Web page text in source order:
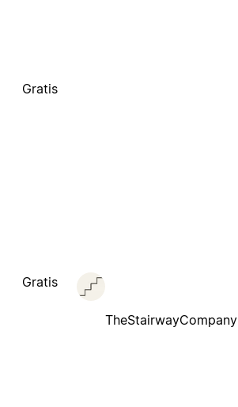
Gratis
Gratis
TheStairwayCompany